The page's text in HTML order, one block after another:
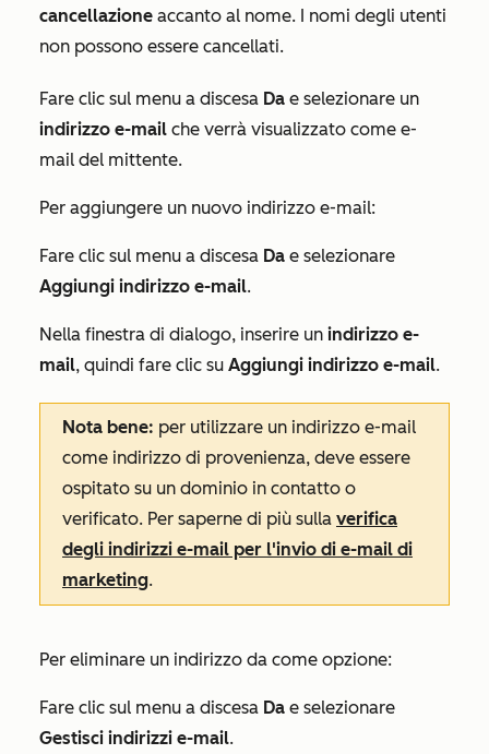
cancellazione accanto al nome. I nomi degli utenti
non possono essere cancellati.
Fare clic sul menu a discesa Da e selezionare un
indirizzo e-mail che verrà visualizzato come e-
mail del mittente.
Per aggiungere un nuovo indirizzo e-mail:
Fare clic sul menu a discesa Da e selezionare
Aggiungi indirizzo e-mail.
Nella finestra di dialogo, inserire un indirizzo e-
mail, quindi fare clic su Aggiungi indirizzo e-mail.
Nota bene: per utilizzare un indirizzo e-mail
come indirizzo di provenienza, deve essere
ospitato su un dominio in contatto o
verificato. Per saperne di più sulla verifica
degli indirizzi e-mail per l'invio di e-mail di
marketing.
Per eliminare un indirizzo da come opzione:
Fare clic sul menu a discesa Da e selezionare
Gestisci indirizzi e-mail.